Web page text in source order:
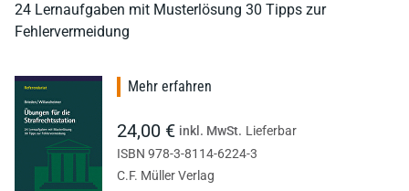
24 Lernaufgaben mit Musterlösung 30 Tipps zur
Fehlervermeidung
Mehr erfahren
24,00 € inkl. MwSt. Lieferbar
ISBN 978-3-8114-6224-3
C.F. Müller Verlag